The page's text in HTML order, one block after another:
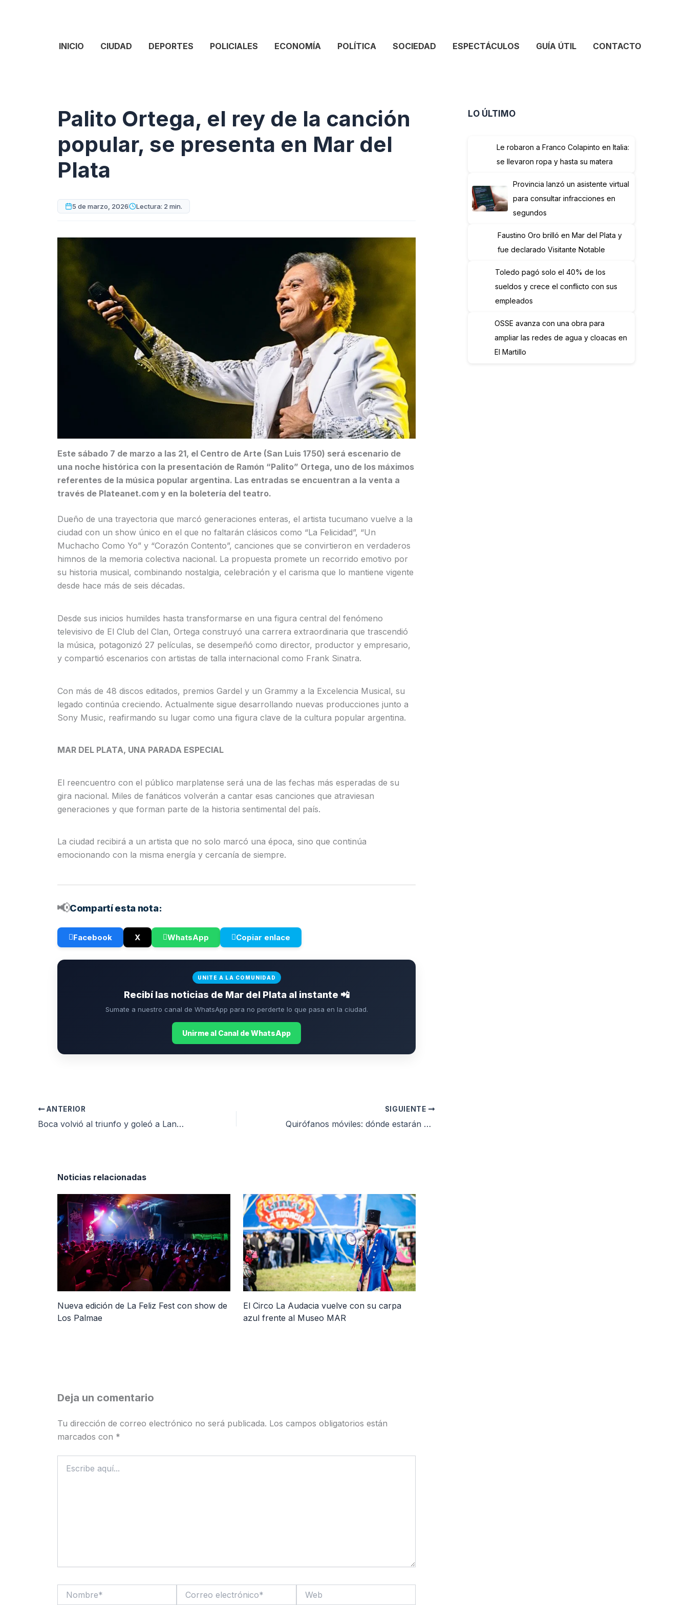
INICIO CIUDAD DEPORTES POLICIALES ECONOMÍA POLÍTICA SOCIEDAD ESPECTÁCULOS GUÍA ÚTIL CONTACTO
Palito Ortega, el rey de la canción
popular, se presenta en Mar del
Plata
5 de marzo, 2026 Lectura: 2 min.
Este sábado 7 de marzo a las 21, el Centro de Arte (San Luis 1750) será escenario de
una noche histórica con la presentación de Ramón “Palito” Ortega, uno de los máximos
referentes de la música popular argentina. Las entradas se encuentran a la venta a
través de Plateanet.com y en la boletería del teatro.
Dueño de una trayectoria que marcó generaciones enteras, el artista tucumano vuelve a la
ciudad con un show único en el que no faltarán clásicos como “La Felicidad”, “Un
Muchacho Como Yo” y “Corazón Contento”, canciones que se convirtieron en verdaderos
himnos de la memoria colectiva nacional. La propuesta promete un recorrido emotivo por
su historia musical, combinando nostalgia, celebración y el carisma que lo mantiene vigente
desde hace más de seis décadas.
Desde sus inicios humildes hasta transformarse en una figura central del fenómeno
televisivo de El Club del Clan, Ortega construyó una carrera extraordinaria que trascendió
la música, potagonizó 27 películas, se desempeñó como director, productor y empresario,
y compartió escenarios con artistas de talla internacional como Frank Sinatra.
Con más de 48 discos editados, premios Gardel y un Grammy a la Excelencia Musical, su
legado continúa creciendo. Actualmente sigue desarrollando nuevas producciones junto a
Sony Music, reafirmando su lugar como una figura clave de la cultura popular argentina.
MAR DEL PLATA, UNA PARADA ESPECIAL
El reencuentro con el público marplatense será una de las fechas más esperadas de su
gira nacional. Miles de fanáticos volverán a cantar esas canciones que atraviesan
generaciones y que forman parte de la historia sentimental del país.
La ciudad recibirá a un artista que no solo marcó una época, sino que continúa
emocionando con la misma energía y cercanía de siempre.
📢Compartí esta nota:
Facebook X WhatsApp Copiar enlace
UNITE A LA COMUNIDAD
Recibí las noticias de Mar del Plata al instante 📲
Sumate a nuestro canal de WhatsApp para no perderte lo que pasa en la ciudad.
Unirme al Canal de WhatsApp
ANTERIOR
Boca volvió al triunfo y goleó a Lanús en el Torneo Apertura
SIGUIENTE
Quirófanos móviles: dónde estarán para castrar perros y gatos esta semana
Noticias relacionadas
Nueva edición de La Feliz Fest con show de
Los Palmae
El Circo La Audacia vuelve con su carpa
azul frente al Museo MAR
Deja un comentario
Tu dirección de correo electrónico no será publicada. Los campos obligatorios están
marcados con *
aquí...
electrónico*
LO ÚLTIMO
Le robaron a Franco Colapinto en Italia:
se llevaron ropa y hasta su matera
Provincia lanzó un asistente virtual
para consultar infracciones en
segundos
Faustino Oro brilló en Mar del Plata y
fue declarado Visitante Notable
Toledo pagó solo el 40% de los
sueldos y crece el conflicto con sus
empleados
OSSE avanza con una obra para
ampliar las redes de agua y cloacas en
El Martillo